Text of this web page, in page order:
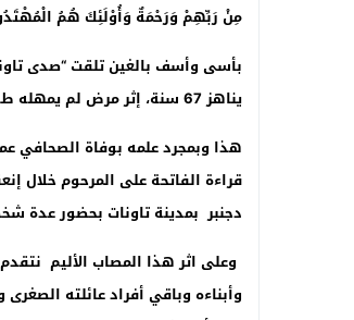
مِنْ رَبِّهِمْ وَرَحْمَةٌ وَأُوْلَئِكَ هُمُ
بأسى وأسف بالغين تلقت “صدى
يناهز 67 سنة، إثر مرض لم يمهله طويلا وذلك يوم الأحد 24 دجنبر 2023 بمدينة تمارة ضواحي الرباط.
هذا وبمجرد علمه بوفاة الصحافي
دجنبر بمدينة تاونات بحضور عدة
وعلى اثر هذا المصاب الأليم
وأبناءه وباقي أفراد عائلته الصغرى